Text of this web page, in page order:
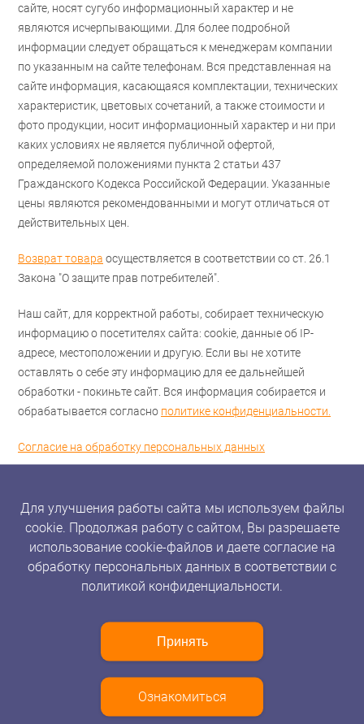
сайте, носят сугубо информационный характер и не
являются исчерпывающими. Для более подробной
информации следует обращаться к менеджерам компании
по указанным на сайте телефонам. Вся представленная на
сайте информация, касающаяся комплектации, технических
характеристик, цветовых сочетаний, а также стоимости и
фото продукции, носит информационный характер и ни при
каких условиях не является публичной офертой,
определяемой положениями пункта 2 статьи 437
Гражданского Кодекса Российской Федерации. Указанные
цены являются рекомендованными и могут отличаться от
действительных цен.
Возврат товара осуществляется в соответствии со ст. 26.1
Закона "О защите прав потребителей".
Наш сайт, для корректной работы, собирает техническую
информацию о посетителях сайта: cookie, данные об IP-
адресе, местоположении и другую. Если вы не хотите
оставлять о себе эту информацию для ее дальнейшей
обработки - покиньте сайт. Вся информация собирается и
обрабатывается согласно политике конфиденциальности.
Согласие на обработку персональных данных
Для улучшения работы сайта мы используем файлы
cookie. Продолжая работу с сайтом, Вы разрешаете
использование cookie-файлов и даете согласие на
обработку персональных данных в соответствии с
политикой конфиденциальности.
Принять
Ознакомиться